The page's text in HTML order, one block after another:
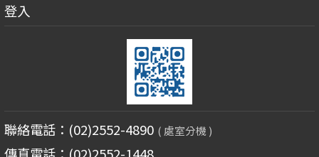
登入
聯絡電話：(02)2552-4890 ( 處室分機 )
傳真電話：(02)2552-1448